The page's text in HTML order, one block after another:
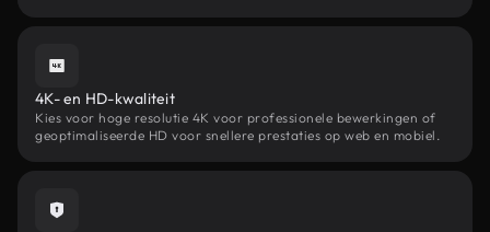
4K- en HD-kwaliteit
Kies voor hoge resolutie 4K voor professionele bewerkingen of
geoptimaliseerde HD voor snellere prestaties op web en mobiel.